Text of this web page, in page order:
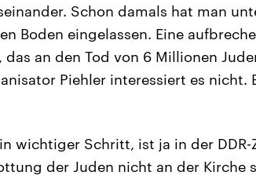
Schon damals hat man
Boden eingelassen. Eine
an den Tod von 6 Millionen
Piehler interessiert es nicht.
wichtiger Schritt, ist ja in der
der Juden nicht an der Kirche